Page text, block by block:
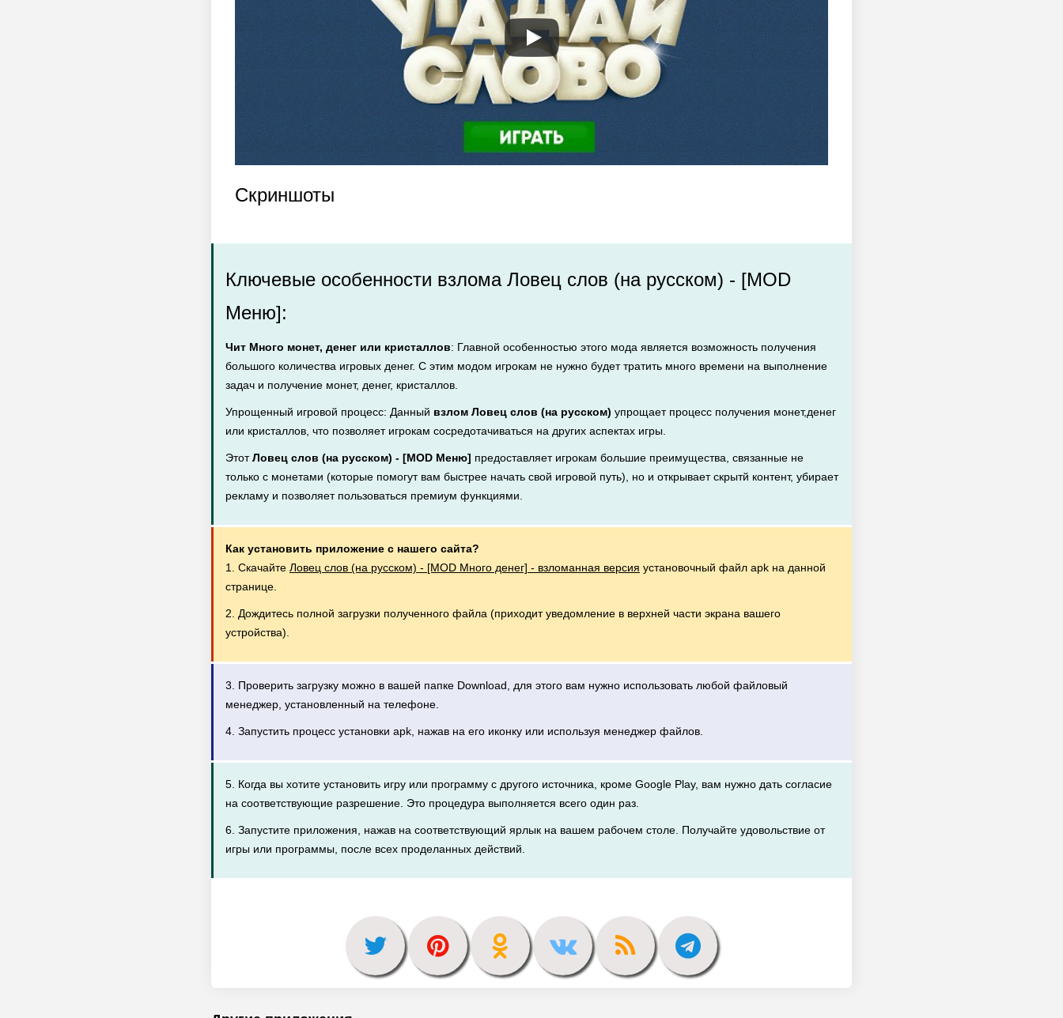
Скриншоты
Ключевые особенности взлома Ловец слов (на русском) - [MOD
Меню]:
Чит Много монет, денег или кристаллов: Главной особенностью этого мода является возможность получения
большого количества игровых денег. С этим модом игрокам не нужно будет тратить много времени на выполнение
задач и получение монет, денег, кристаллов.
Упрощенный игровой процесс: Данный взлом Ловец слов (на русском) упрощает процесс получения монет,денег
или кристаллов, что позволяет игрокам сосредотачиваться на других аспектах игры.
ЭтотЛовец слов (на русском) - [MOD Меню] предоставляет игрокам большие преимущества, связанные не
только с монетами (которые помогут вам быстрее начать свой игровой путь), но и открывает скрытй контент, убирает
рекламу и позволяет пользоваться премиум функциями.
Как установить приложение с нашего сайта?
1. Скачайте Ловец слов (на русском) - [MOD Много денег] - взломанная версия установочный файл apk на данной
странице.
2. Дождитесь полной загрузки полученного файла (приходит уведомление в верхней части экрана вашего
устройства).
3. Проверить загрузку можно в вашей папке Download, для этого вам нужно использовать любой файловый
менеджер, установленный на телефоне.
4. Запустить процесс установки apk, нажав на его иконку или используя менеджер файлов.
5. Когда вы хотите установить игру или программу с другого источника, кроме Google Play, вам нужно дать согласие
на соответствующие разрешение. Это процедура выполняется всего один раз.
6. Запустите приложения, нажав на соответствующий ярлык на вашем рабочем столе. Получайте удовольствие от
игры или программы, после всех проделанных действий.